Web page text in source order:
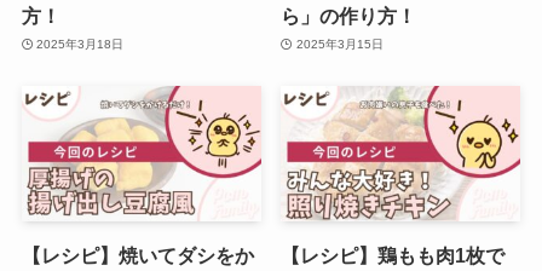
方！
2025年3月18日
ら」の作り方！
2025年3月15日
【レシピ】焼いてダシをか
【レシピ】鶏もも肉1枚で